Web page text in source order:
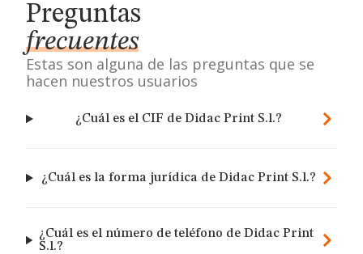
Preguntas
frecuentes
Estas son alguna de las preguntas que se
hacen nuestros usuarios
¿Cuál es el CIF de Didac Print S.l.?
¿Cuál es la forma jurídica de Didac Print S.l.?
¿Cuál es el número de teléfono de Didac Print
S.l.?